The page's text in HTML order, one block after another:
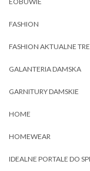
FASHION
FASHION AKTUALNE
GALANTERIA DAMSKA
GARNITURY DAMSKIE
HOME
HOMEWEAR
IDEALNE PORTALE DO